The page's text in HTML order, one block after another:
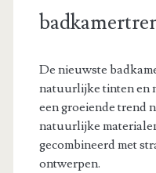
De nieuwste
natuurlijke tinten en
een groeiende trend
natuurlijke
gecombineerd met
ontwerpen.